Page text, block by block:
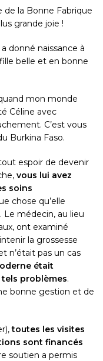
de la Bonne Fabrique
grande joie !
a donné naissance à
belle et en bonne
mon monde
Céline avec
C’est vous
Burkina Faso.
espoir de devenir
vous lui avez
soins
chose qu’elle
Le médecin, au lieu
ont examiné
la grossesse
n’était pas un cas
était
problèmes.
bonne gestion et de
toutes les visites
sont financés
soutien a permis